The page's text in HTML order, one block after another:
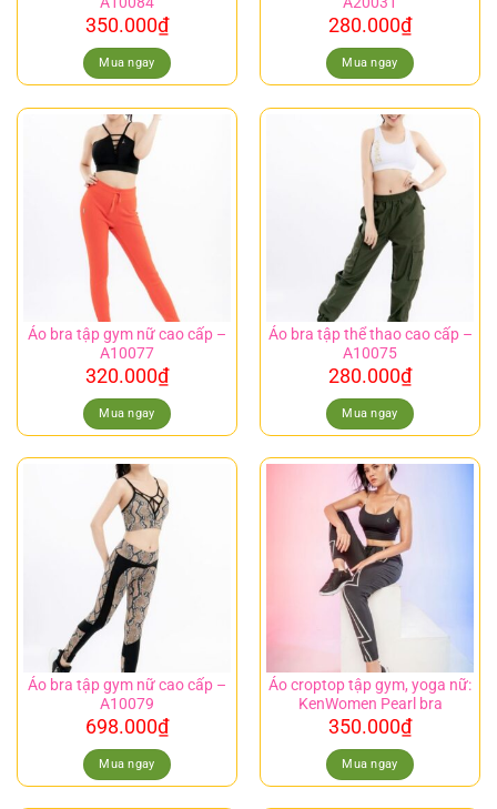
350.000₫
Mua ngay
280.000₫
Mua ngay
Áo bra tập gym nữ cao cấp –
A10077
320.000₫
Mua ngay
Áo bra tập thể thao cao cấp –
A10075
280.000₫
Mua ngay
Áo bra tập gym nữ cao cấp –
A10079
698.000₫
Mua ngay
Áo croptop tập gym, yoga nữ:
KenWomen Pearl bra
350.000₫
Mua ngay